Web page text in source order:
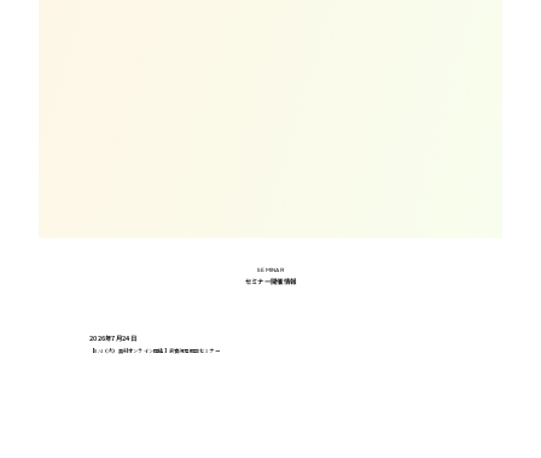
2026年7月24日
【8/4（火）無料オンライン開催】旅費規程解説セミナー
SEMINAR
セミナー開催情報